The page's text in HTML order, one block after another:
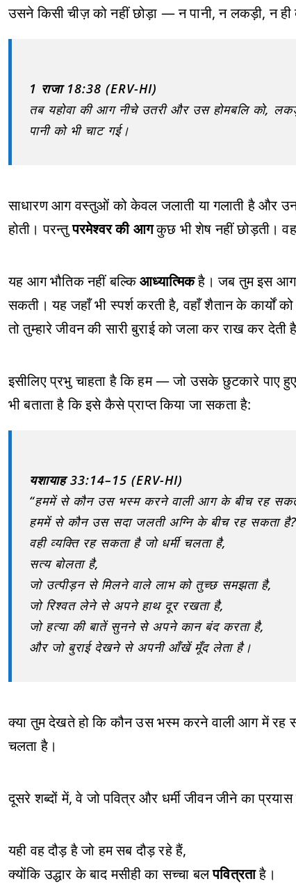
उसने किसी चीज़ को नहीं छोड़ा — न पानी, न लकड़ी, न
1 राजा 18:38 (ERV-HI)
तब यहोवा की आग नीचे उतरी और उस होमबलि को,
पानी को भी चाट गई।
साधारण आग वस्तुओं को केवल जलाती या गलाती है और
होती। परन्तुपरमेश्वर की आगकुछ भी शेष नहीं छोड़ती।
यह आग भौतिक नहीं बल्किआध्यात्मिकहै। जब तुम इस आग से
सकती। यह जहाँ भी स्पर्श करती है, वहाँ शैतान के कार्यों
तो तुम्हारे जीवन की सारी बुराई को जला कर राख कर देती
इसीलिए प्रभु चाहता है कि हम — जो उसके छुटकारे
भी बताता है कि इसे कैसे प्राप्त किया जा सकता है:
यशायाह 33:14–15 (ERV-HI)
“हममें से कौन उस भस्म करने वाली आग के बीच रह
हममें से कौन उस सदा जलती अग्नि के बीच रह सकता
वही व्यक्ति रह सकता है जो धर्मी चलता है,
सत्य बोलता है,
जो उत्पीड़न से मिलने वाले लाभ को तुच्छ समझता है,
जो रिश्वत लेने से अपने हाथ दूर रखता है,
जो हत्या की बातें सुनने से अपने कान बंद करता है,
और जो बुराई देखने से अपनी आँखें मूँद लेता है।
क्या तुम देखते हो कि कौन उस भस्म करने वाली आग में रह
चलता है।
दूसरे शब्दों में, वे जो पवित्र और धर्मी जीवन जीने का
यही वह दौड़ है जो हम सब दौड़ रहे हैं,
क्योंकि उद्धार के बाद मसीही का सच्चा बलपवित्रताहै।